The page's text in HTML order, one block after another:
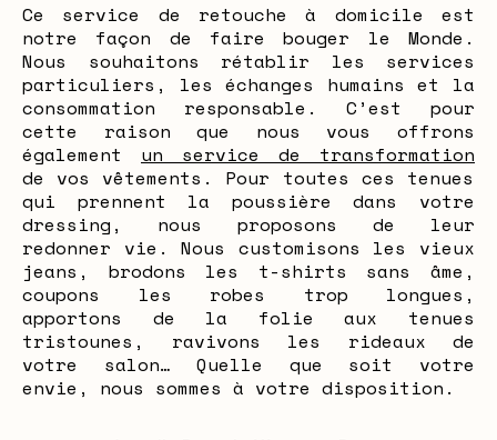
Ce service de retouche à domicile est
notre façon de faire bouger le Monde.
Nous souhaitons rétablir les services
particuliers, les échanges humains et la
consommation responsable. C’est pour
cette raison que nous vous offrons
également un service de transformation
de vos vêtements. Pour toutes ces tenues
qui prennent la poussière dans votre
dressing, nous proposons de leur
redonner vie. Nous customisons les vieux
jeans, brodons les t-shirts sans âme,
coupons les robes trop longues,
apportons de la folie aux tenues
tristounes, ravivons les rideaux de
votre salon… Quelle que soit votre
envie, nous sommes à votre disposition.